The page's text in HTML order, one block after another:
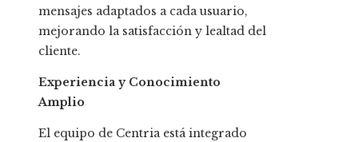
mensajes adaptados a cada usuario,
mejorando la satisfacción y lealtad del
cliente.
Experiencia y Conocimiento
Amplio
El equipo de Centria está integrado